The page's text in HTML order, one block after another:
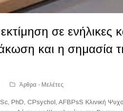
σε ενήλικες
και η σημασία
Άρθρα - Μελέτες
PhD, CPsychol, AFBPsS Κλινική